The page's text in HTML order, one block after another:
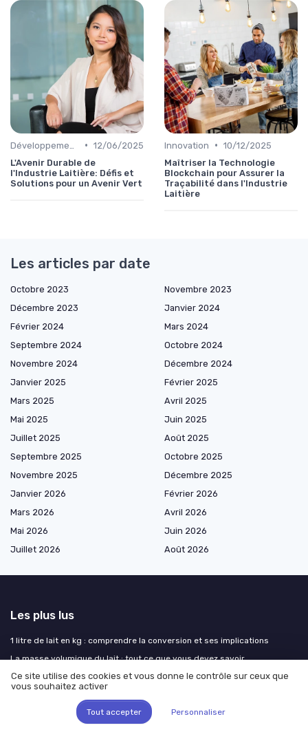
• 12/06/2025
L'Avenir Durable de
l'Industrie Laitière: Défis et
Solutions pour un Avenir Vert
Innovation • 10/12/2025
Maîtriser la Technologie
Blockchain pour Assurer la
Traçabilité dans l'Industrie
Laitière
Les articles par date
Octobre 2023
Novembre 2023
Décembre 2023
Janvier 2024
Février 2024
Mars 2024
Septembre 2024
Octobre 2024
Novembre 2024
Décembre 2024
Janvier 2025
Février 2025
Mars 2025
Avril 2025
Mai 2025
Juin 2025
Juillet 2025
Août 2025
Septembre 2025
Octobre 2025
Novembre 2025
Décembre 2025
Janvier 2026
Février 2026
Mars 2026
Avril 2026
Mai 2026
Juin 2026
Juillet 2026
Août 2026
Les plus lus
1 litre de lait en kg : comprendre la conversion et ses implications
La masse volumique du lait : tout ce que vous devez savoir
Les secrets du comté affiné pendant 72 mois
Grésil désinfectant : dangers cachés pour les poules et l’environnement
des élevages laitiers
Ce site utilise des cookies et vous donne le contrôle sur ceux que
vous souhaitez activer
Tout accepter Personnaliser